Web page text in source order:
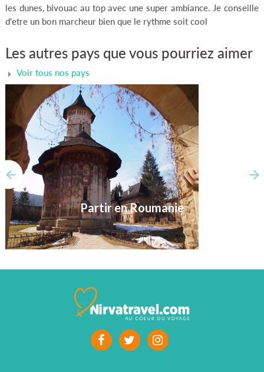
les dunes, bivouac au top avec une super ambiance. Je conseille
d'etre un bon marcheur bien que le rythme soit cool
Les autres pays que vous pourriez aimer
Voir tous nos pays
Partir en Roumanie